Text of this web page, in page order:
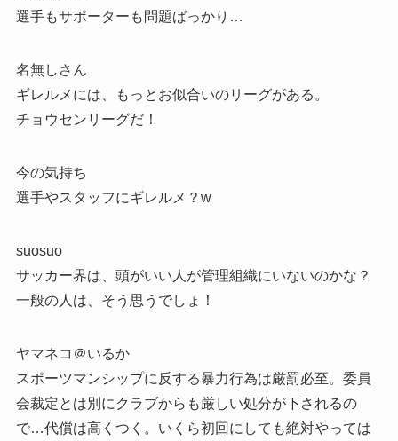
選手もサポーターも問題ばっかり…
名無しさん
ギレルメには、もっとお似合いのリーグがある。
チョウセンリーグだ！
今の気持ち
選手やスタッフにギレルメ？w
suosuo
サッカー界は、頭がいい人が管理組織にいないのかな？
一般の人は、そう思うでしょ！
ヤマネコ＠いるか
スポーツマンシップに反する暴力行為は厳罰必至。委員
会裁定とは別にクラブからも厳しい処分が下されるの
で…代償は高くつく。いくら初回にしても絶対やっては